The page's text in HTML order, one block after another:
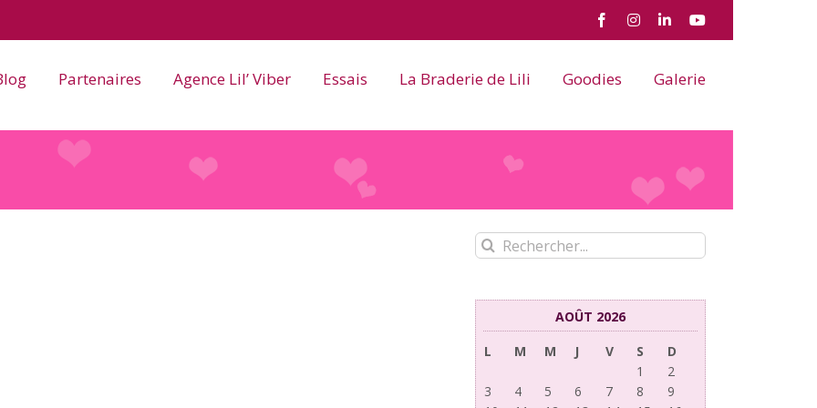
FacebookInstagram
LinkedInYouTube
Partenaires Agence Lil’ Viber Essais La Braderie de Lili Goodies Galerie
Rechercher:
AOÛT 2026
L
M M J V S
D
1
2
3
4 5 6 7 8
9